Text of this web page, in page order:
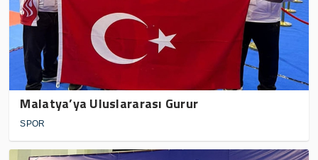
Malatya’ya Uluslararası Gurur
SPOR